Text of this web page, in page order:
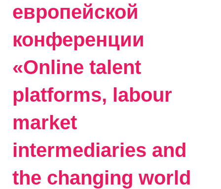
европейской
конференции
«Online talent
platforms, labour
market
intermediaries and
the changing world